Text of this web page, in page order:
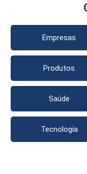
Empresas
Produtos
Saúde
Tecnologia